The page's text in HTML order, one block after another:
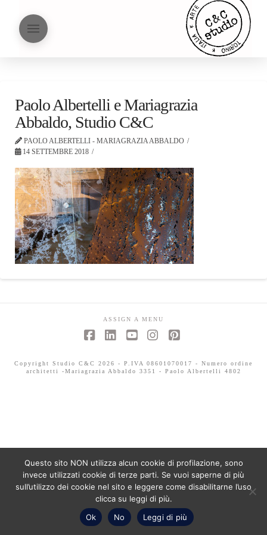
Paolo Albertelli e Mariagrazia
Abbaldo, Studio C&C
PAOLO ALBERTELLI - MARIAGRAZIA ABBALDO
14 SETTEMBRE 2018
ASSIGN A MENU
Copyright Studio C&C 2026 - P.IVA 08601070017 - Numero ordine
architetti -Mariagrazia Abbaldo 3351 - Paolo Albertelli 4802
Questo sito NON utilizza alcun cookie di profilazione, sono
invece utilizzati cookie di terze parti. Se vuoi saperne di più
sull’utilizzo dei cookie nel sito e leggere come disabilitarne l’uso
clicca su leggi di più.
Ok
No Leggi di più